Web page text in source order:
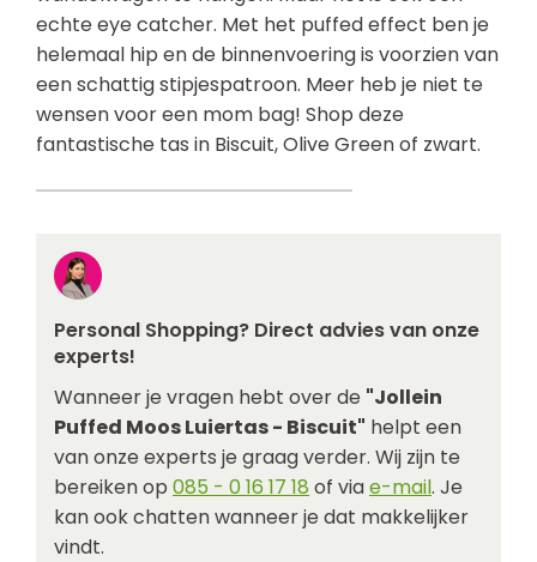
echte eye catcher. Met het puffed effect ben je
helemaal hip en de binnenvoering is voorzien van
een schattig stipjespatroon. Meer heb je niet te
wensen voor een mom bag! Shop deze
fantastische tas in Biscuit, Olive Green of zwart.
Personal Shopping? Direct advies van onze
experts!
Wanneer je vragen hebt over de "Jollein
Puffed Moos Luiertas - Biscuit" helpt een
van onze experts je graag verder. Wij zijn te
bereiken op 085 - 0 16 17 18 of viae-mail. Je
kan ook chatten wanneer je dat makkelijker
vindt.